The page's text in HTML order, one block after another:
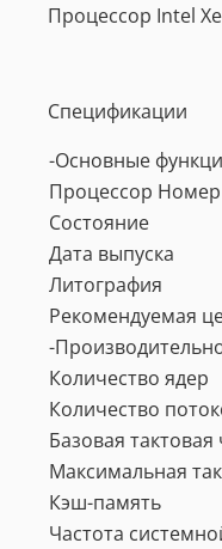
Процессор Intel
Спецификации
-Основные
Процессор Номер
Состояние
Дата выпуска
Литография
Рекомендуемая
-
Количество ядер
Количество
Базовая
Максимальная
Кэш-память
Частота